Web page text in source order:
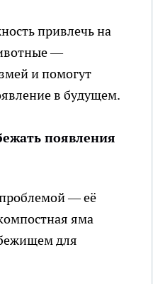
привлечь на
—
и помогут
в будущем.
появления
— её
яма
для